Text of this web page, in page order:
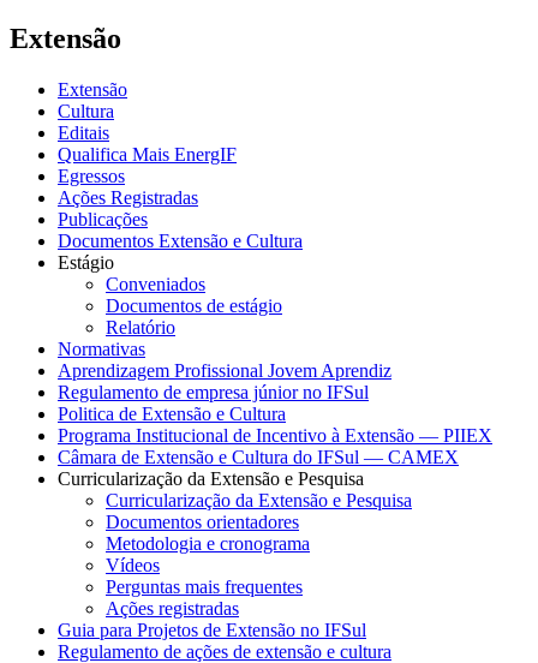
Extensão
Extensão
Cultura
Editais
Qualifica Mais EnergIF
Egressos
Ações Registradas
Publicações
Documentos Extensão e Cultura
Estágio
Conveniados
Documentos de estágio
Relatório
Normativas
Aprendizagem Profissional Jovem Aprendiz
Regulamento de empresa júnior no IFSul
Politica de Extensão e Cultura
Programa Institucional de Incentivo à Extensão — PIIEX
Câmara de Extensão e Cultura do IFSul — CAMEX
Curricularização da Extensão e Pesquisa
Curricularização da Extensão e Pesquisa
Documentos orientadores
Metodologia e cronograma
Vídeos
Perguntas mais frequentes
Ações registradas
Guia para Projetos de Extensão no IFSul
Regulamento de ações de extensão e cultura